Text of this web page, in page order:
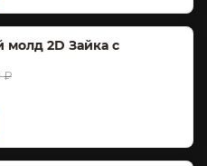
2D Зайка с
₽